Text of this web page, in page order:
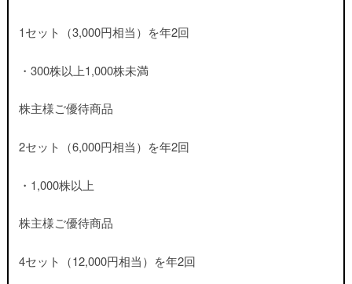
1セット（3,000円相当）を年2回
・300株以上1,000株未満
株主様ご優待商品
2セット（6,000円相当）を年2回
・1,000株以上
株主様ご優待商品
4セット（12,000円相当）を年2回